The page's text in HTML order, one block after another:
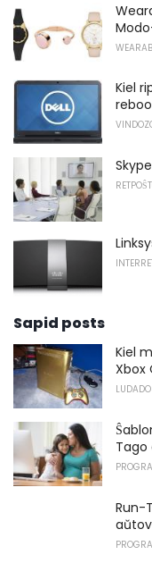
Kiel
Sapid posts
Kiel
Xbox
LUDADO
Tago
Run-